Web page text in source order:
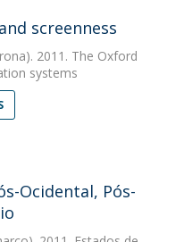
screenness
2011. The Oxford
systems
Ocidental, Pós-